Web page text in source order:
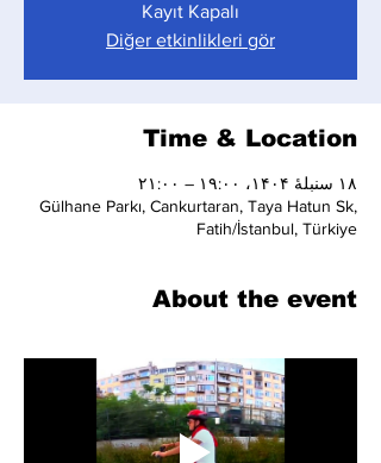
Kayıt Kapalı
Diğer etkinlikleri gör
Time & Location
۱۸ سنبلهٔ ۱۴۰۴، ۱۹:۰۰ – ۲۱:۰۰
Gülhane Parkı, Cankurtaran, Taya Hatun Sk,
Fatih/İstanbul, Türkiye
About the event